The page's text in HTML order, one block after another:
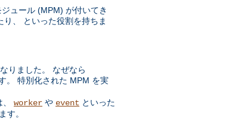
ュール (MPM) が付いてき
、 といった役割を持ちま
りました。 なぜなら
。 特別化された MPM を実
worker や event といった
す。